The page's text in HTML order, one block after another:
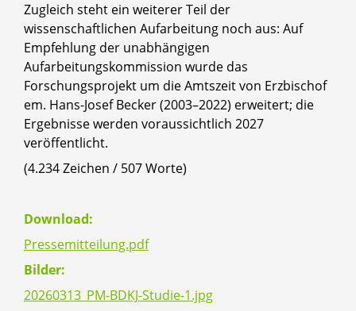
Zugleich steht ein weiterer Teil der
wissenschaftlichen Aufarbeitung noch aus: Auf
Empfehlung der unabhängigen
Aufarbeitungskommission wurde das
Forschungsprojekt um die Amtszeit von Erzbischof
em. Hans-Josef Becker (2003–2022) erweitert; die
Ergebnisse werden voraussichtlich 2027
veröffentlicht.
(4.234 Zeichen / 507 Worte)
Download:
Pressemitteilung.pdf
Bilder:
20260313_PM-BDKJ-Studie-1.jpg